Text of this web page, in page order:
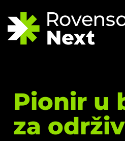
Pionir u
za